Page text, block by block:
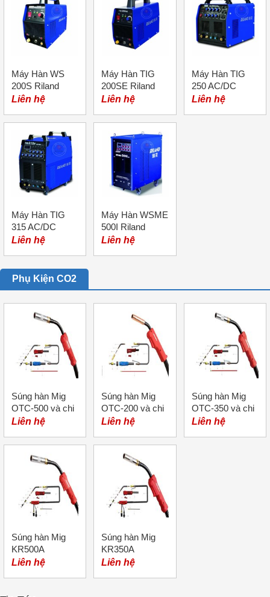
Máy Hàn WS
200S Riland
Liên hệ
Máy Hàn TIG
200SE Riland
Liên hệ
Máy Hàn TIG
250 AC/DC
Riland
Liên hệ
Máy Hàn TIG
315 AC/DC
Riland
Liên hệ
Máy Hàn WSME
500I Riland
Liên hệ
Phụ Kiện CO2
Súng hàn Mig
OTC-500 và chi
tiết
Liên hệ
Súng hàn Mig
OTC-200 và chi
tiết
Liên hệ
Súng hàn Mig
OTC-350 và chi
tiết
Liên hệ
Súng hàn Mig
KR500A
Liên hệ
Súng hàn Mig
KR350A
Liên hệ